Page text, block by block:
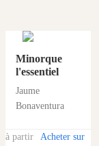
Minorque
l'essentiel
Jaume
Bonaventura
à partir
Acheter sur